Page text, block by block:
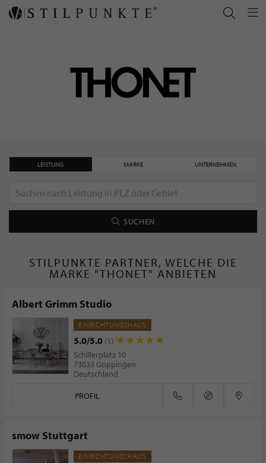
LEISTUNG MARKE UNTERNEHMEN
SUCHEN
STILPUNKTE PARTNER, WELCHE DIE
MARKE "THONET" ANBIETEN
Albert Grimm Studio
EINRICHTUNGSHAUS
5.0/5.0 (1)
Schillerplatz 10
73033 Göppingen
Deutschland
PROFIL
smow Stuttgart
EINRICHTUNGSHAUS